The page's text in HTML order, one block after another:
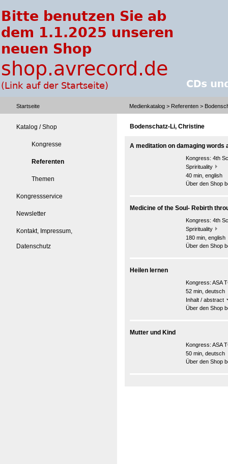
Startseite Medienkatalog > Referenten >
Katalog / Shop
Kongresse
Referenten
Themen
Kongressservice
Newsletter
Kontakt, Impressum,
Datenschutz
Bodenschatz-Li, Christine
A meditation on damaging words
Kongress: 4th
Sprirituality
40 min, english
Über den Shop
Medicine of the Soul- Rebirth
Kongress: 4th
Sprirituality
180 min, english
Über den Shop
Heilen lernen
Kongress: ASA
52 min, deutsch
Inhalt / abstract
Über den Shop
Mutter und Kind
Kongress: ASA
50 min, deutsch
Über den Shop